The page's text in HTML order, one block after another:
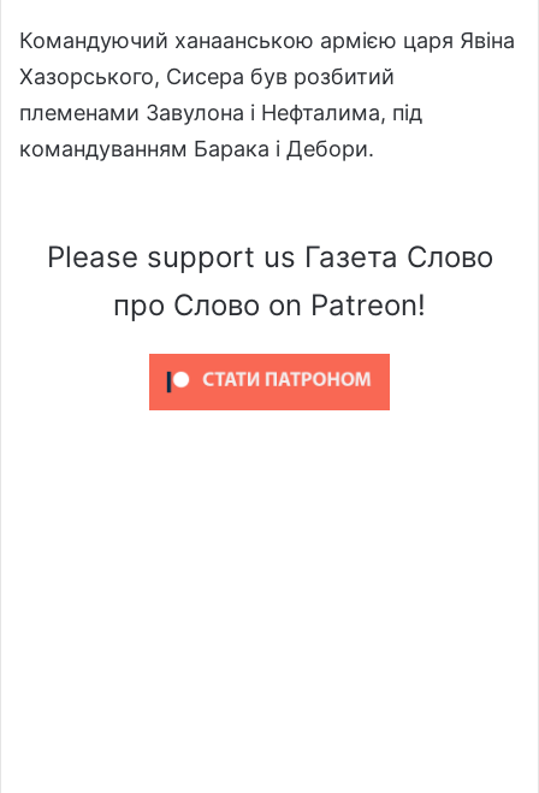
Командуючий ханаанською армією царя Явіна
Хазорського, Сисера був розбитий
племенами Завулона і Нефталима, під
командуванням Барака і Дебори.
Please support us Газета Слово
про Слово on Patreon!